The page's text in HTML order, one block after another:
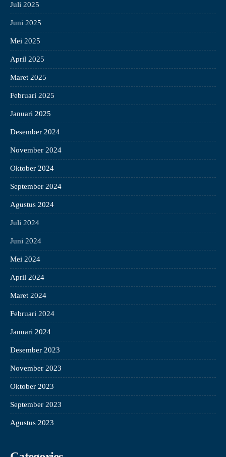
Juli 2025
Juni 2025
Mei 2025
April 2025
Maret 2025
Februari 2025
Januari 2025
Desember 2024
November 2024
Oktober 2024
September 2024
Agustus 2024
Juli 2024
Juni 2024
Mei 2024
April 2024
Maret 2024
Februari 2024
Januari 2024
Desember 2023
November 2023
Oktober 2023
September 2023
Agustus 2023